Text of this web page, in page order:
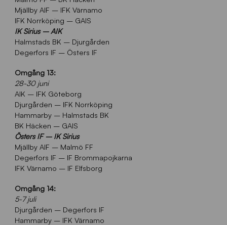
Mjällby AIF – IFK Värnamo
IFK Norrköping – GAIS
IK Sirius – AIK
Halmstads BK – Djurgården
Degerfors IF – Östers IF
Omgång 13:
28-30 juni
AIK – IFK Göteborg
Djurgården – IFK Norrköping
Hammarby – Halmstads BK
BK Häcken – GAIS
Östers IF – IK Sirius
Mjällby AIF – Malmö FF
Degerfors IF – IF Brommapojkarna
IFK Värnamo – IF Elfsborg
Omgång 14:
5-7 juli
Djurgården – Degerfors IF
Hammarby – IFK Värnamo